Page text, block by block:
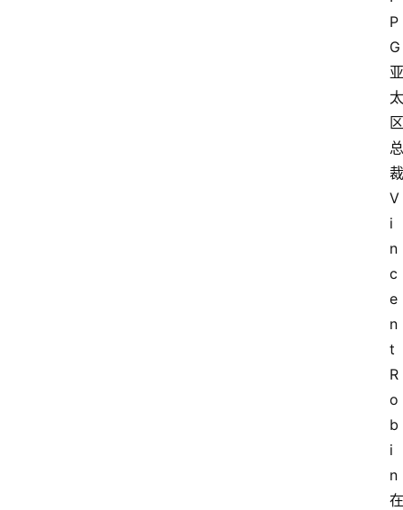
P
G
亚
太
区
总
裁
V
i
n
c
e
n
t
R
o
b
i
n
在